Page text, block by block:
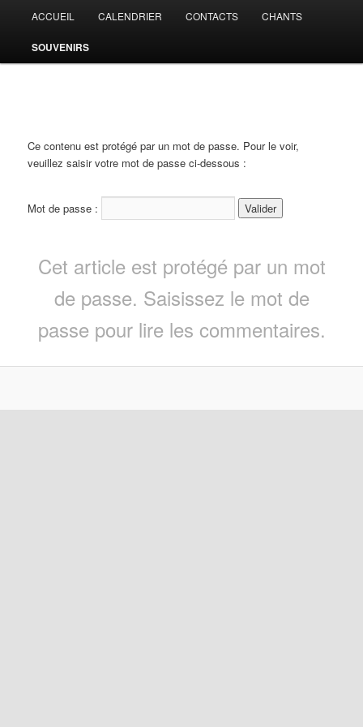
contenu
principalCHORALE DE JEHANSTER
principal
ACCUEIL CALENDRIER CONTACTS CHANTS
SOUVENIRS
Ce contenu est protégé par un mot de passe. Pour le voir,
veuillez saisir votre mot de passe ci-dessous :
Mot de passe :
Cet article est protégé par un mot
de passe. Saisissez le mot de
passe pour lire les commentaires.